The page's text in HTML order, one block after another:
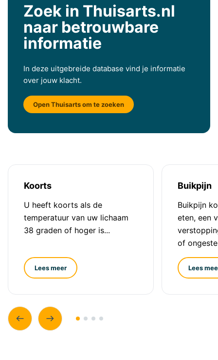
Zoek in Thuisarts.nl
naar betrouwbare
informatie
In deze uitgebreide database vind je informatie
over jouw klacht.
Open Thuisarts om te zoeken
Koorts
U heeft koorts als de
temperatuur van uw lichaam
38 graden of hoger is...
Lees meer
Buikpijn
Buikpijn
eten, een
of
Lees